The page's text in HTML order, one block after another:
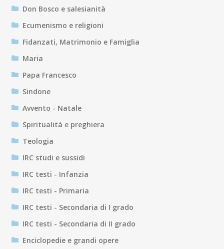
Don Bosco e salesianità
Ecumenismo e religioni
Fidanzati, Matrimonio e Famiglia
Maria
Papa Francesco
Sindone
Avvento - Natale
Spiritualità e preghiera
Teologia
IRC studi e sussidi
IRC testi - Infanzia
IRC testi - Primaria
IRC testi - Secondaria di I grado
IRC testi - Secondaria di II grado
Enciclopedie e grandi opere